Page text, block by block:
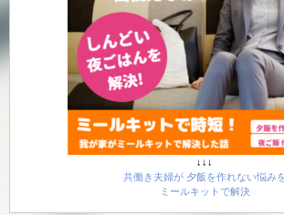
↓↓↓
共働き夫婦が 夕飯を作れない悩み
ミールキットで解決